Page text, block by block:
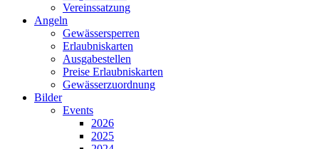
Vereinssatzung
Angeln
Gewässersperren
Erlaubniskarten
Ausgabestellen
Preise Erlaubniskarten
Gewässerzuordnung
Bilder
Events
2026
2025